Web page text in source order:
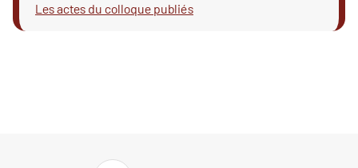
Les actes du colloque publiés